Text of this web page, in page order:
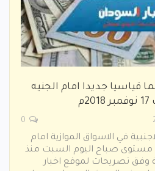
قياسيا جديدا امام الجنيه
في الاسواق الموازية امام
مستوى صباح اليوم السبت منذ
وفق تصريحات لموقع اخبار